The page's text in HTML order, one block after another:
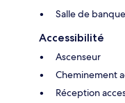
Salle de
Accessibilité
Ascenseur
Cheminement
Réception